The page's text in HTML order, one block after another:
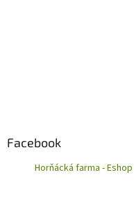
Facebook
Horňácká farma - Eshop